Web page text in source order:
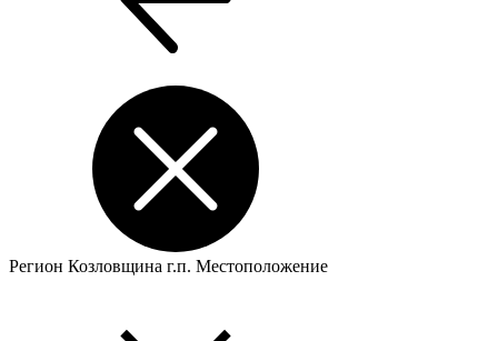
Регион Козловщина г.п. Местоположение